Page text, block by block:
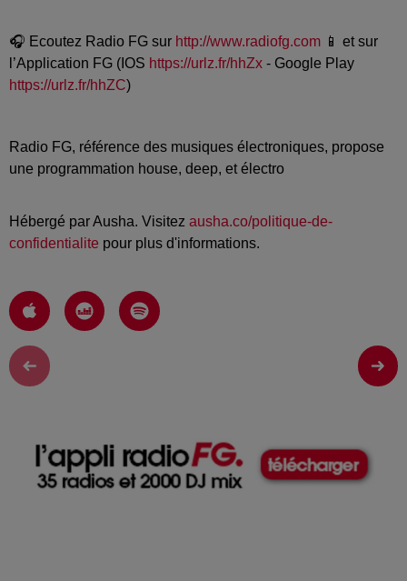
🎧 Ecoutez Radio FG sur http://www.radiofg.com 📱 et sur
l’Application FG (IOS https://urlz.fr/hhZx - Google Play
https://urlz.fr/hhZC)
Radio FG, référence des musiques électroniques, propose
une programmation house, deep, et électro
Hébergé par Ausha. Visitez ausha.co/politique-de-
confidentialite pour plus d'informations.